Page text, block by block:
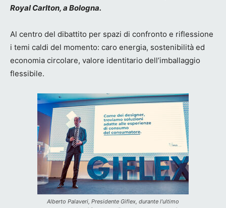
Royal Carlton, a Bologna.
Al centro del dibattito per spazi di confronto e riflessione
i temi caldi del momento: caro energia, sostenibilità ed
economia circolare, valore identitario dell’imballaggio
flessibile.
Alberto Palaveri, Presidente Giflex, durante l’ultimo